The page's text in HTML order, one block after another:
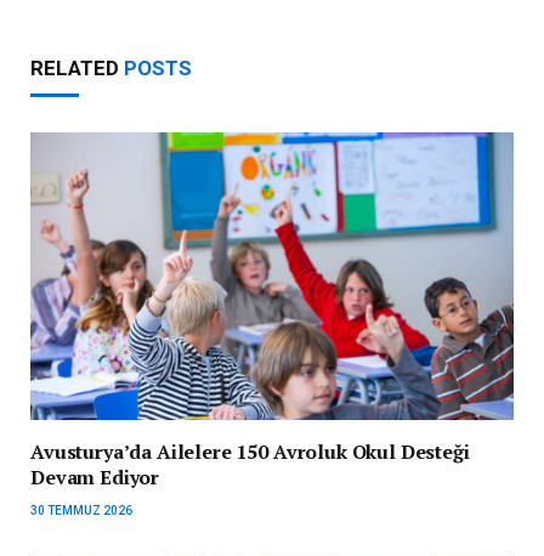
RELATED POSTS
Avusturya’da Ailelere 150 Avroluk Okul Desteği
Devam Ediyor
30 TEMMUZ 2026